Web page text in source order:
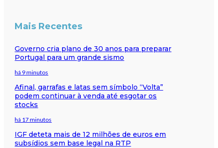
Mais Recentes
Governo cria plano de 30 anos para preparar
Portugal para um grande sismo
há 9 minutos
Afinal, garrafas e latas sem símbolo “Volta”
podem continuar à venda até esgotar os
stocks
há 17 minutos
IGF deteta mais de 12 milhões de euros em
subsídios sem base legal na RTP